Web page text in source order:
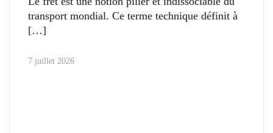
transport mondial. Ce terme technique définit à
7 juillet 2026